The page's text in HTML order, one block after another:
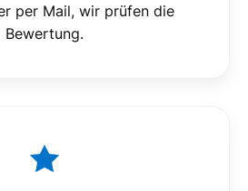
per Mail, wir prüfen die
Bewertung.